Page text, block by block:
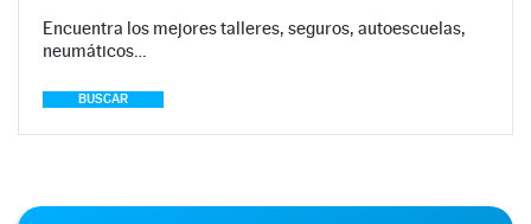
Encuentra los mejores talleres, seguros, autoescuelas,
neumáticos…
BUSCAR